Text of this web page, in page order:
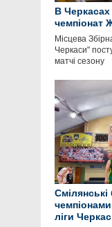
В
чемпіонат
Місцева
Черкаси"
матчі сезону
Смілянські
ліги Черкас